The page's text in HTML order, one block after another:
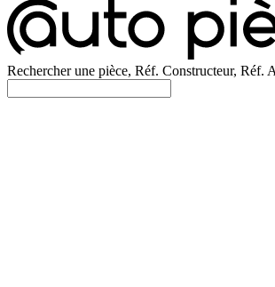
Rechercher une pièce, Réf. Constructeur, Réf.